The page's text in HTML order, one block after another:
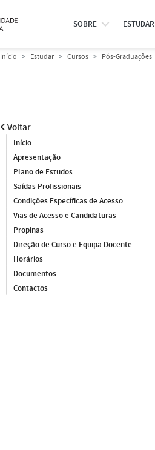
SOBRE ESTUDAR
Início Estudar Cursos Pós-Graduações
Voltar
Início
Apresentação
Plano de Estudos
Saídas Profissionais
Condições Específicas de Acesso
Vias de Acesso e Candidaturas
Propinas
Direção de Curso e Equipa Docente
Horários
Documentos
Contactos